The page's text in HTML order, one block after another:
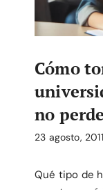
Cómo
no
23 agosto, 2011
Qué tipo de